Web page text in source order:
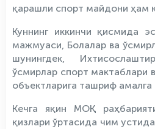
қарашли спорт майдони ҳам
Куннинг иккинчи қисмида
мажмуаси, Болалар ва
шунингдек,
ўсмирлар спорт мактаблари
объектларига ташриф
Кечга яқин МОҚ
қизлари ўртасида чим